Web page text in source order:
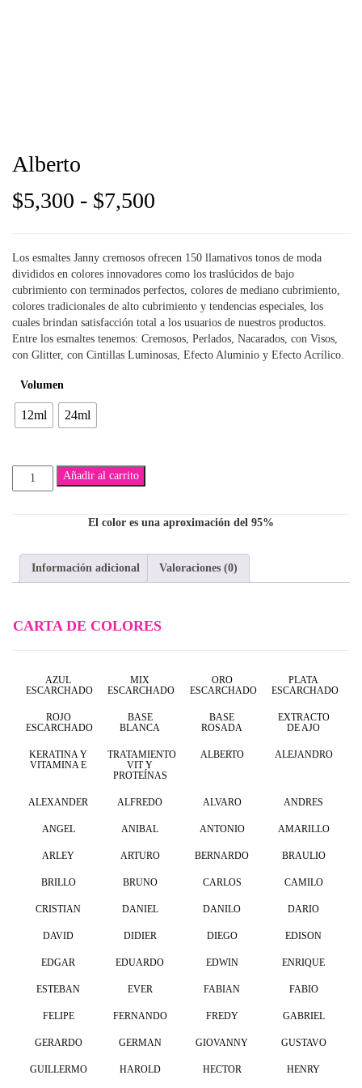
Alberto
$5,300 - $7,500
precios:
desde
$5,300
hasta
Los esmaltes Janny cremosos ofrecen 150 llamativos tonos de moda
divididos en colores innovadores como los traslúcidos de bajo
cubrimiento con terminados perfectos, colores de mediano cubrimiento,
colores tradicionales de alto cubrimiento y tendencias especiales, los
cuales brindan satisfacción total a los usuarios de nuestros productos.
Entre los esmaltes tenemos: Cremosos, Perlados, Nacarados, con Visos,
con Glitter, con Cintillas Luminosas, Efecto Aluminio y Efecto Acrílico.
Volumen
12ml 24ml
Alberto
cantidad
Añadir al carrito
El color es una aproximación del 95%
Información adicional Valoraciones (0)
CARTA DE COLORES
AZUL
ESCARCHADO
MIX
ESCARCHADO
ORO
ESCARCHADO
PLATA
ESCARCHADO
ROJO
ESCARCHADO
BASE
BLANCA
BASE
ROSADA
EXTRACTO
DE AJO
KERATINA Y
VITAMINA E
TRATAMIENTO
VIT Y
PROTEÍNAS
ALBERTO ALEJANDRO
ALEXANDER ALFREDO ALVARO ANDRES
ANGEL ANIBAL ANTONIO AMARILLO
ARLEY ARTURO BERNARDO BRAULIO
BRILLO BRUNO CARLOS CAMILO
CRISTIAN DANIEL DANILO DARIO
DAVID DIDIER DIEGO EDISON
EDGAR EDUARDO EDWIN ENRIQUE
ESTEBAN EVER FABIAN FABIO
FELIPE FERNANDO FREDY GABRIEL
GERARDO GERMAN GIOVANNY GUSTAVO
GUILLERMO HAROLD HECTOR HENRY